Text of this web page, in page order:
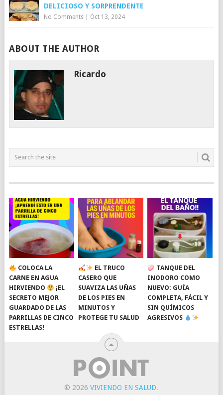
DELICIOSO Y SORPRENDENTE
No Comments| Oct 13, 2024
ABOUT THE AUTHOR
Ricardo
COLOCA LA
CARNE EN AGUA
HIRVIENDO
¡EL
SECRETO MEJOR
GUARDADO DE LAS
PARRILLAS DE CINCO
ESTRELLAS!
EL TRUCO
CASERO QUE
SUAVIZA LAS UÑAS
DE LOS PIES EN
MINUTOS Y
PROTEGE TU SALUD
TANQUE DEL
INODORO COMO
NUEVO: GUÍA
COMPLETA, FÁCIL Y
SIN QUÍMICOS
AGRESIVOS
© 2026VIVIENDO EN SALUD.